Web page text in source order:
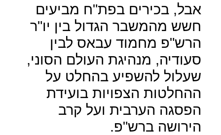
אבל, בכירים בפת"ח מביעים
חשש מהמשבר הגדול בין יו"ר
הרש"פ מחמוד עבאס לבין
סעודיה, מנהיגת העולם הסוני,
שעלול להשפיע בהחלט על
ההחלטות הצפויות בועידת
הפסגה הערבית ועל קרב
הירושה ברש"פ.